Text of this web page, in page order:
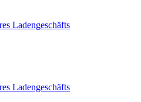
Ladengeschäfts
Ladengeschäfts